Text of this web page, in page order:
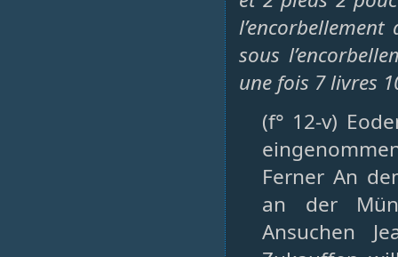
sous
une fois 7 livres
(f° 12-v)
Ferner An
an der
Ansuchen